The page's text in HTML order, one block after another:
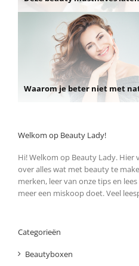
Waarom je beter niet met
Welkom op Beauty Lady!
Hi! Welkom op Beauty Lady.
over alles wat met beauty te
merken, leer van onze tips en
meer een miskoop doet. Veel
Categorieën
Beautyboxen